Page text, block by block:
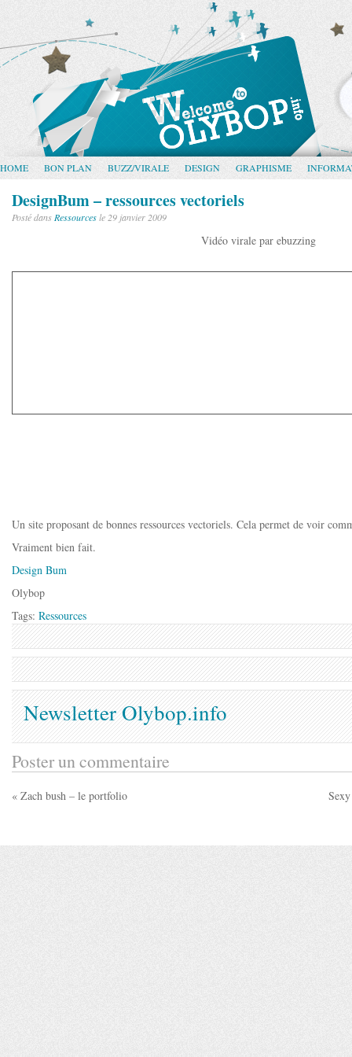
HOME BON PLAN BUZZ/VIRALE DESIGN GRAPHISME
DesignBum – ressources vectoriels
Posté dans Ressourcesle 29 janvier 2009
Vidéo virale par ebuzzing
Un site proposant de bonnes ressources vectoriels. Cela permet de voir
Vraiment bien fait.
Design Bum
Olybop
Tags: Ressources
Newsletter Olybop.info
Poster un commentaire
« Zach bush – le portfolio